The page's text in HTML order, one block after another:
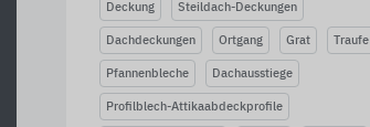
Deckung Steildach-Deckungen
Dachdeckungen Ortgang Grat Traufe
Pfannenbleche Dachausstiege
Profilblech-Attikaabdeckprofile